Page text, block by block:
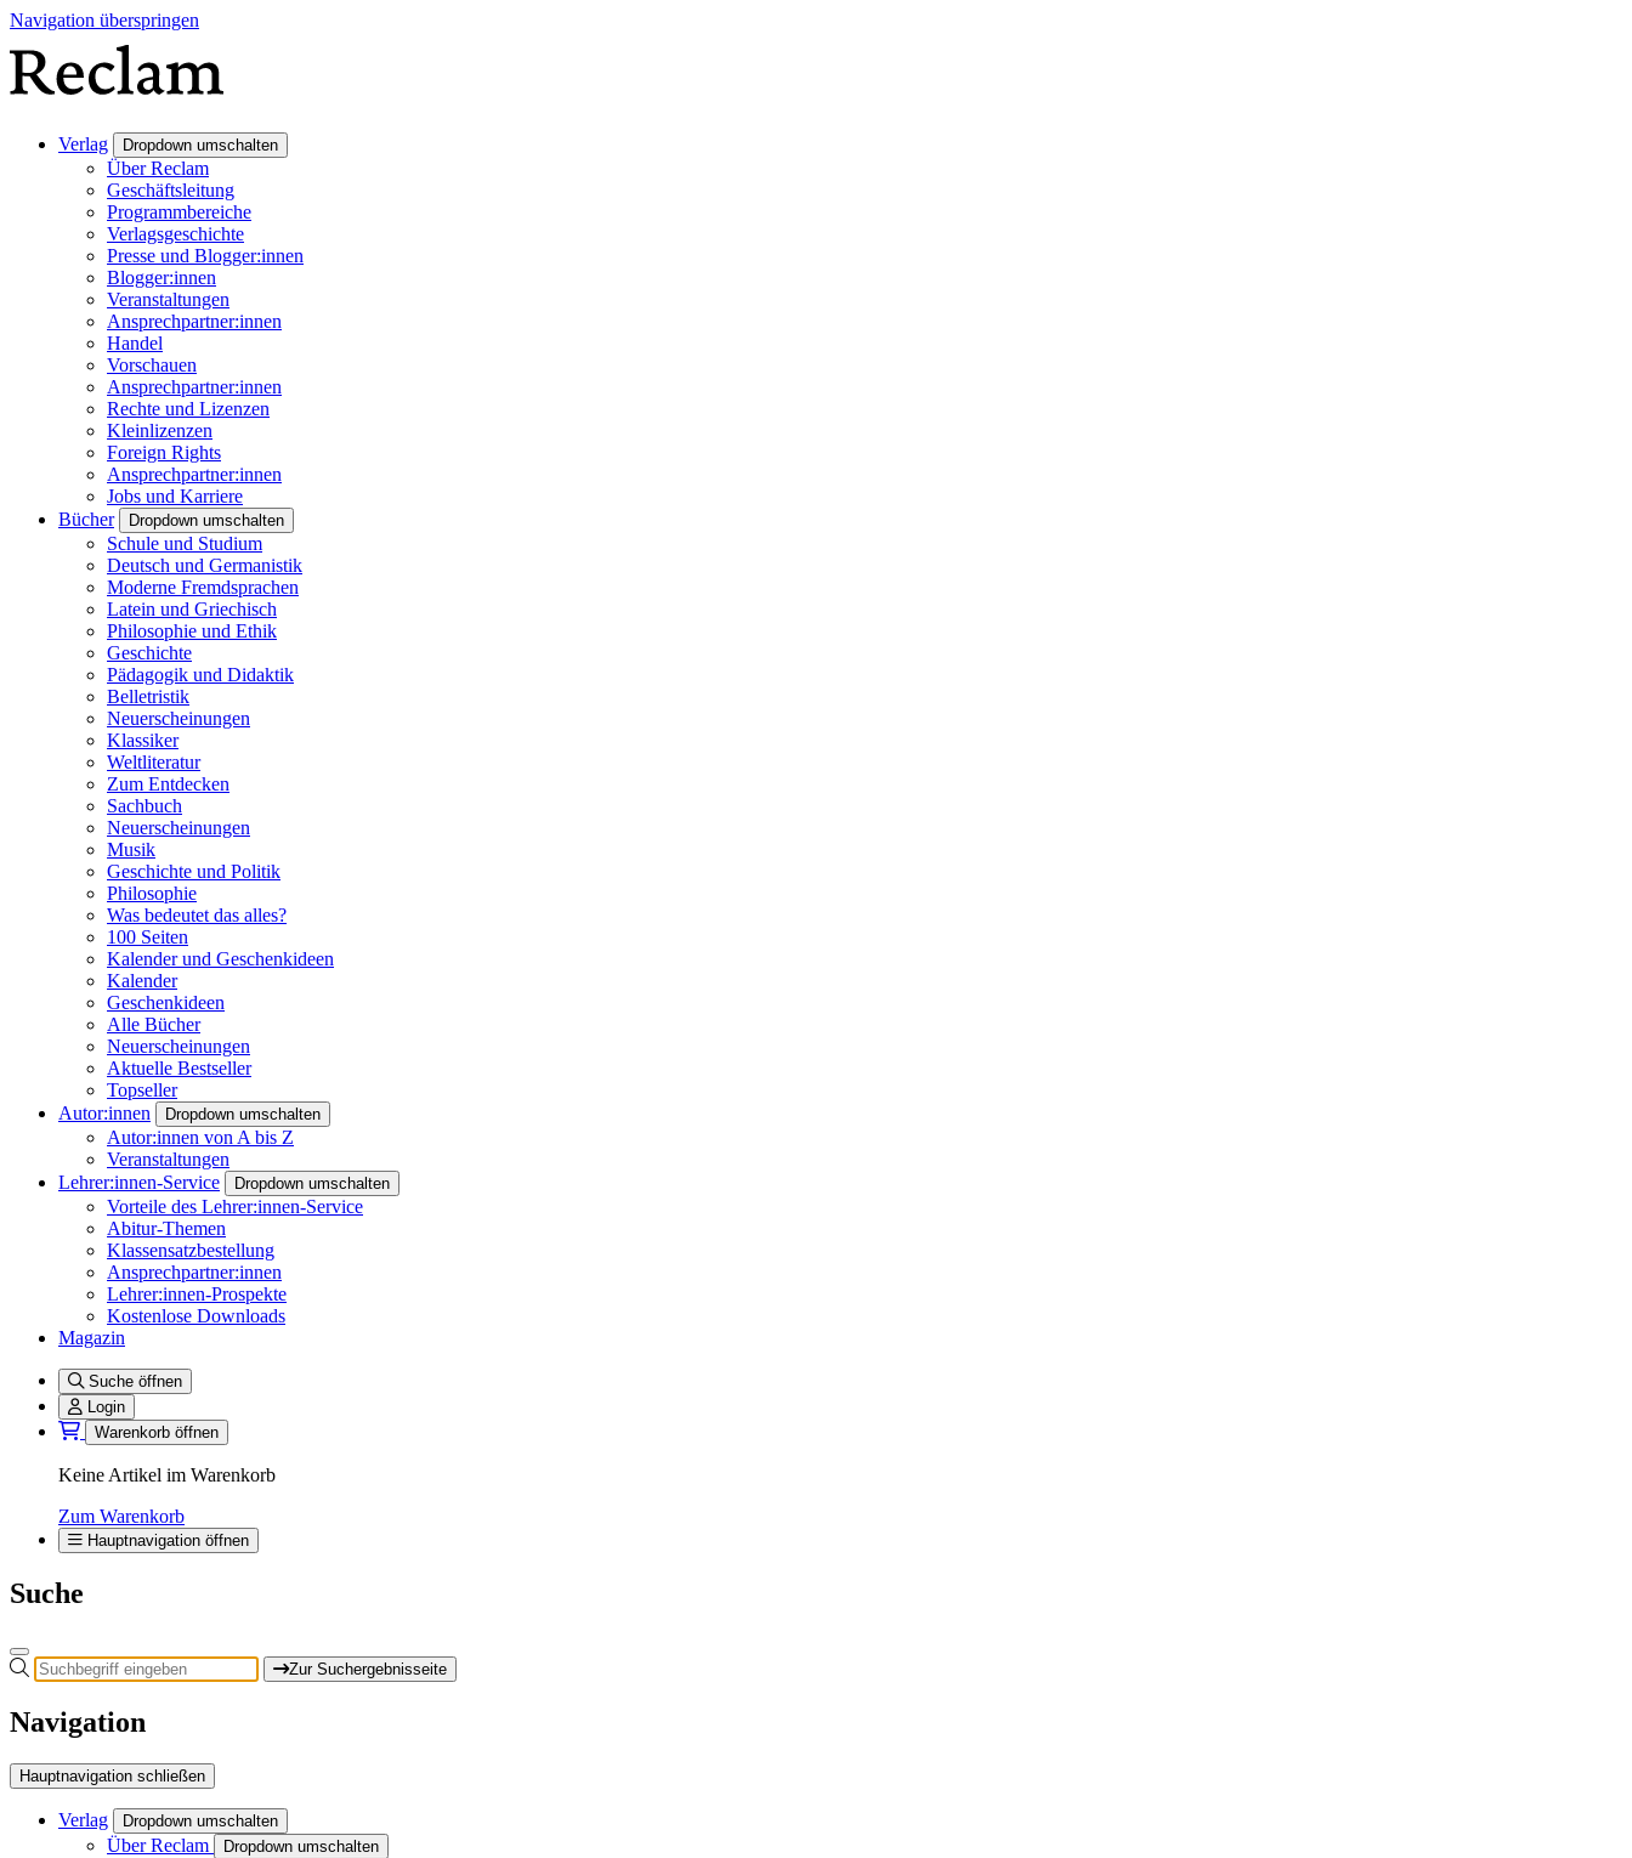
Navigation überspringen
Verlag Dropdown umschalten
Über Reclam
Geschäftsleitung
Programmbereiche
Verlagsgeschichte
Presse und Blogger:innen
Blogger:innen
Veranstaltungen
Ansprechpartner:innen
Handel
Vorschauen
Ansprechpartner:innen
Rechte und Lizenzen
Kleinlizenzen
Foreign Rights
Ansprechpartner:innen
Jobs und Karriere
Bücher
Dropdown umschalten
Schule und Studium
Deutsch und Germanistik
Moderne Fremdsprachen
Latein und Griechisch
Philosophie und Ethik
Geschichte
Pädagogik und Didaktik
Belletristik
Neuerscheinungen
Klassiker
Weltliteratur
Zum Entdecken
Sachbuch
Neuerscheinungen
Musik
Geschichte und Politik
Philosophie
Was bedeutet das alles?
100 Seiten
Kalender und Geschenkideen
Kalender
Geschenkideen
Alle Bücher
Neuerscheinungen
Aktuelle Bestseller
Topseller
Autor:innen
Dropdown umschalten
Autor:innen von A bis Z
Veranstaltungen
Lehrer:innen-Service
Dropdown umschalten
Vorteile des Lehrer:innen-Service
Abitur-Themen
Klassensatzbestellung
Ansprechpartner:innen
Lehrer:innen-Prospekte
Kostenlose Downloads
Magazin
Suche öffnen
Login
Warenkorb öffnen
Keine Artikel im Warenkorb
Zum Warenkorb
Hauptnavigation öffnen
Suche
Zur Suchergebnisseite
Navigation
Hauptnavigation schließen
Verlag Dropdown umschalten
Über Reclam Dropdown umschalten